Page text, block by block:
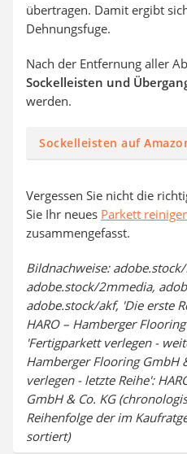
übertragen. Damit ergibt
Dehnungsfuge.
Nach der Entfernung aller
Sockelleisten und
werden.
Sockelleisten auf
Vergessen Sie nicht die
Sie Ihr neues Parkett
zusammengefasst.
Bildnachweise:
adobe.stock/2mmedia,
adobe.stock/akf, 'Die erste
HARO – Hamberger
'Fertigparkett verlegen -
Hamberger Flooring GmbH
verlegen - letzte Reihe':
GmbH & Co. KG
Reihenfolge der im
sortiert)